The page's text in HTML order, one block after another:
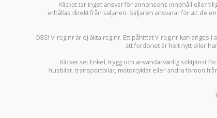
Klicket tar inget ansvar för annonsens innehåll eller
erhållas direkt från säljaren. Säljaren ansvarar för att de
OBS! V-reg.nr är ej äkta reg.nr. Ett påhittat V-reg.nr kan
att fordonet är helt nytt eller
Klicket.se: Enkel, trygg och användarvänlig söktjänst
husbilar,transportbilar, motorcyklar eller andra fordon